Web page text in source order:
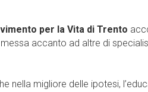
per la Vita di Trento
accanto ad altre di
nella migliore delle ipotesi,